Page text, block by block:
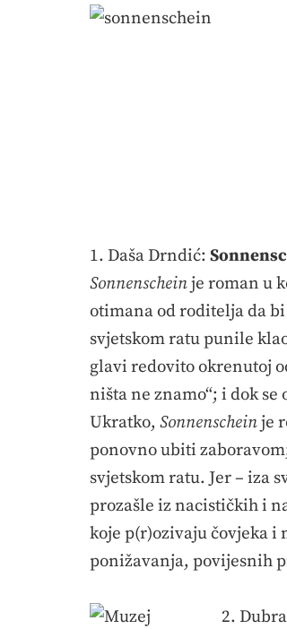
1. Daša Drndić:
Sonnenscheinje roman u
otimana od roditelja da
svjetskom ratu punile
glavi redovito okrenutoj
ništa ne znamo“; i dok
Ukratko, Sonnenscheinje
ponovno ubiti
svjetskom ratu. Jer – iza
prozašle iz nacističkih i
koje p(r)ozivaju čovjeka i
ponižavanja, povijesnih
2.